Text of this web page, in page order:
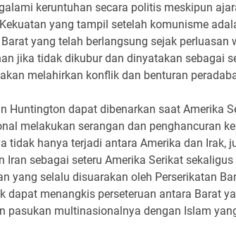
keruntuhan secara politis meskipun
yang tampil setelah komunisme
yang telah berlangsung sejak perluasan
jika tidak dikubur dan dinyatakan sebagai
melahirkan konflik dan benturan
Huntington dapat dibenarkan saat Amerika
melakukan serangan dan penghancuran
tidak hanya terjadi antara Amerika dan Irak,
Iran sebagai seteru Amerika Serikat
yang selalu disuarakan oleh Perserikatan
dapat menangkis perseteruan antara Barat
pasukan multinasionalnya dengan Islam